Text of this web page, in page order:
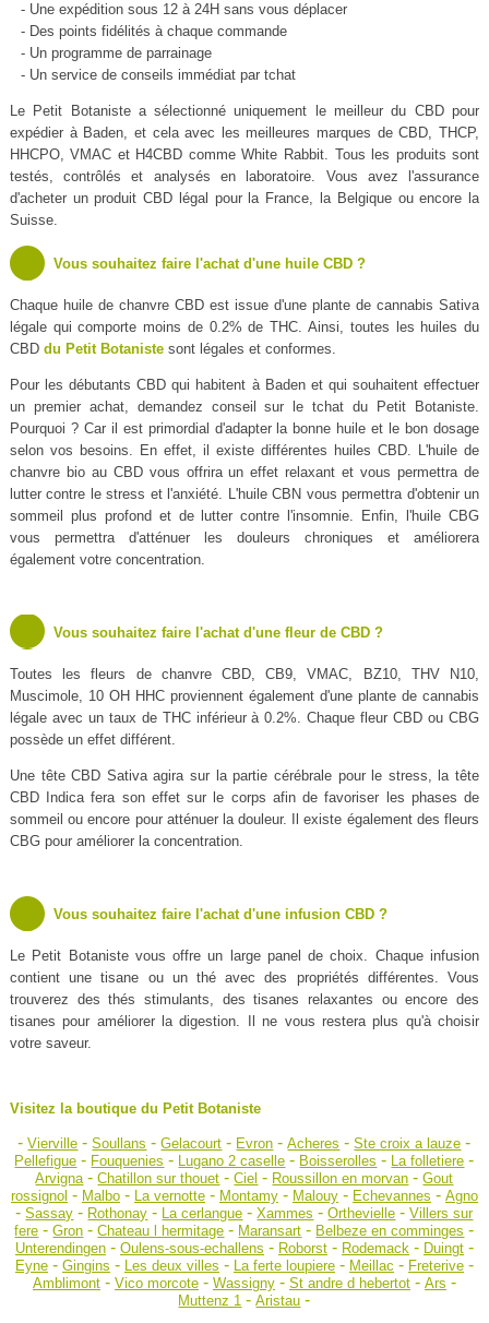
- Une expédition sous 12 à 24H sans vous déplacer
- Des points fidélités à chaque commande
- Un programme de parrainage
- Un service de conseils immédiat par tchat
Le Petit Botaniste a sélectionné uniquement le meilleur du CBD pour
expédier à Baden, et cela avec les meilleures marques de CBD, THCP,
HHCPO, VMAC et H4CBD comme White Rabbit. Tous les produits sont
testés, contrôlés et analysés en laboratoire. Vous avez l'assurance
d'acheter un produit CBD légal pour la France, la Belgique ou encore la
Suisse.
Vous souhaitez faire l'achat d'une huile CBD ?
Chaque huile de chanvre CBD est issue d'une plante de cannabis Sativa
légale qui comporte moins de 0.2% de THC. Ainsi, toutes les huiles du
CBD du Petit Botanistesont légales et conformes.
Pour les débutants CBD qui habitent à Baden et qui souhaitent effectuer
un premier achat, demandez conseil sur le tchat du Petit Botaniste.
Pourquoi ? Car il est primordial d'adapter la bonne huile et le bon dosage
selon vos besoins. En effet, il existe différentes huiles CBD. L'huile de
chanvre bio au CBD vous offrira un effet relaxant et vous permettra de
lutter contre le stress et l'anxiété. L'huile CBN vous permettra d'obtenir un
sommeil plus profond et de lutter contre l'insomnie. Enfin, l'huile CBG
vous permettra d'atténuer les douleurs chroniques et améliorera
également votre concentration.
Vous souhaitez faire l'achat d'une fleur de CBD ?
Toutes les fleurs de chanvre CBD, CB9, VMAC, BZ10, THV N10,
Muscimole, 10 OH HHC proviennent également d'une plante de cannabis
légale avec un taux de THC inférieur à 0.2%. Chaque fleur CBD ou CBG
possède un effet différent.
Une tête CBD Sativa agira sur la partie cérébrale pour le stress, la tête
CBD Indica fera son effet sur le corps afin de favoriser les phases de
sommeil ou encore pour atténuer la douleur. Il existe également des fleurs
CBG pour améliorer la concentration.
Vous souhaitez faire l'achat d'une infusion CBD ?
Le Petit Botaniste vous offre un large panel de choix. Chaque infusion
contient une tisane ou un thé avec des propriétés différentes. Vous
trouverez des thés stimulants, des tisanes relaxantes ou encore des
tisanes pour améliorer la digestion. Il ne vous restera plus qu'à choisir
votre saveur.
Visitez la boutique du Petit Botaniste
-Vierville -Soullans -Gelacourt - Evron -Acheres -Ste croix a lauze -
Pellefigue - Fouquenies - Lugano 2 caselle - Boisserolles - La folletiere -
Arvigna -Chatillon sur thouet -Ciel - Roussillon en morvan -Gout
rossignol - Malbo- La vernotte- Montamy- Malouy- Echevannes - Agno
-Sassay - Rothonay - La cerlangue -Xammes -Orthevielle -Villers sur
fere -Gron -Chateau l hermitage - Maransart - Belbeze en comminges -
Unterendingen- Oulens-sous-echallens - Roborst- Rodemack - Duingt-
Eyne- Gingins - Les deux villes - La ferte loupiere- Meillac - Freterive-
Amblimont- Vico morcote- Wassigny- St andre d hebertot- Ars -
Muttenz 1 -Aristau -